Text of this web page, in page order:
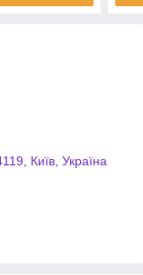
Київ, Україна